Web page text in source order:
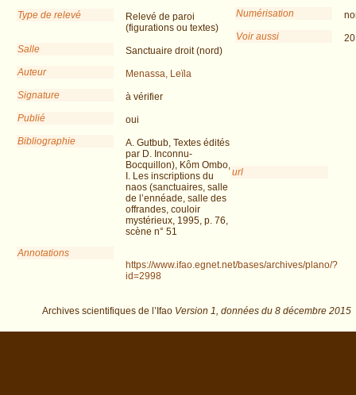
Type de relevé
Relevé de paroi
(figurations ou textes)
Salle
Sanctuaire droit (nord)
Auteur
Menassa, Leïla
Signature
à vérifier
Publié
oui
Bibliographie
A. Gutbub, Textes édités
par D. Inconnu-
Bocquillon), Kôm Ombo,
I. Les inscriptions du
naos (sanctuaires, salle
de l’ennéade, salle des
offrandes, couloir
mystérieux, 1995, p. 76,
scène n° 51
Annotations
Numérisation
Voir aussi
url
https://www.ifao.egnet.net/bases/archives/plano/?
id=2998
Archives scientifiques de l’Ifao Version 1, données du 8 décembre 2015